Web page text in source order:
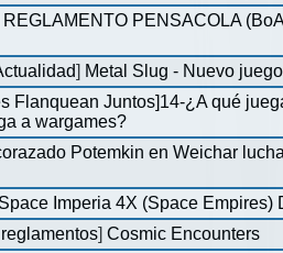
REGLAMENTO PENSACOLA
] Metal Slug - Nuevo
Flanquean Juntos]14-¿A qué
a wargames?
Potemkin en Weichar
Space Imperia 4X (Space Empires)
]Cosmic Encounters